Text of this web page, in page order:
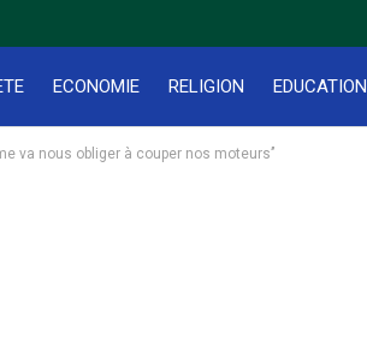
ECONOMIE RELIGION EDUCATION
va nous obliger à couper nos moteurs’’